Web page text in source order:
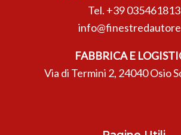
Tel. +39 035461813
FABBRICA E
Via di Termini 2, 24040 Osio